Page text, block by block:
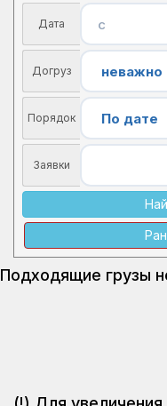
Дата
Догруз
Порядок
Заявки
Подходящие грузы